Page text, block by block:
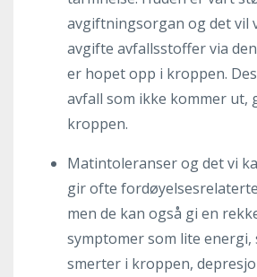
avgiftningsorgan og det vil
avgifte avfallsstoffer via
er hopet opp i kroppen.
avfall som ikke kommer ut,
kroppen.
Matintoleranser og det vi
gir ofte
men de kan også gi en
symptomer som lite energi,
smerter i kroppen,